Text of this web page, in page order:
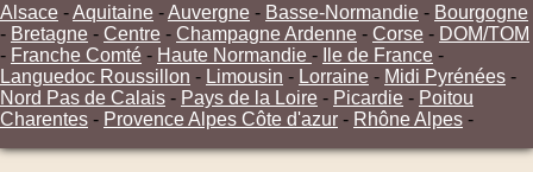
Alsace -Aquitaine -Auvergne - Basse-Normandie - Bourgogne
- Bretagne - Centre - Champagne Ardenne - Corse - DOM/TOM
- Franche Comté - Haute Normandie - Ile de France -
Languedoc Roussillon - Limousin - Lorraine - Midi Pyrénées -
Nord Pas de Calais - Pays de la Loire - Picardie - Poitou
Charentes - Provence Alpes Côte d'azur - Rhône Alpes -